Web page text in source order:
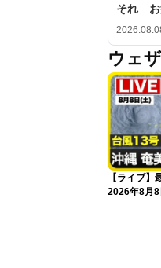
それ お
ウェ
【ライブ
2026年8月8